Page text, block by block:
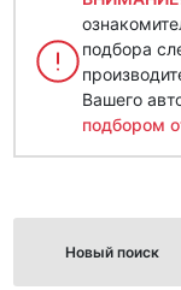
подбора
Вашего
подбором
Новый поиск